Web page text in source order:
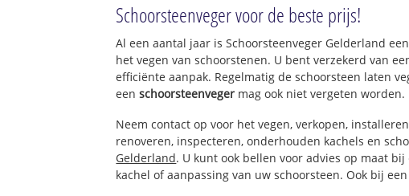
Uitbreiding Stad Huissen
Het Zand
Zilverkamp
Schoorsteenveger voor de beste prijs!
Al een aantal jaar is Schoorsteenveger Gelderland
het vegen van schoorstenen. U bent verzekerd van
efficiënte aanpak. Regelmatig de schoorsteen laten
eenschoorsteenveger mag ook niet vergeten
Neem contact op voor het vegen, verkopen,
renoveren, inspecteren, onderhouden kachels en
Gelderland. U kunt ook bellen voor advies op maat bij
kachel of aanpassing van uw schoorsteen. Ook bij